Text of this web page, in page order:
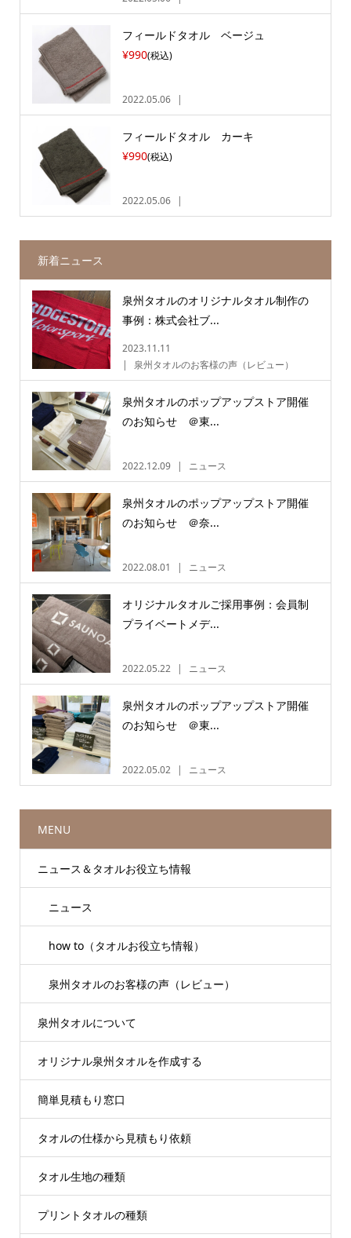
フィールドタオル ベージュ
¥990(税込)
2022.05.06
フィールドタオル カーキ
¥990(税込)
2022.05.06
新着ニュース
泉州タオルのオリジナルタオル制作の
事例：株式会社ブ...
2023.11.11
泉州タオルのお客様の声（レビュー）
泉州タオルのポップアップストア開催
のお知らせ ＠東...
2022.12.09 ニュース
泉州タオルのポップアップストア開催
のお知らせ ＠奈...
2022.08.01 ニュース
オリジナルタオルご採用事例：会員制
プライベートメデ...
2022.05.22 ニュース
泉州タオルのポップアップストア開催
のお知らせ ＠東...
2022.05.02 ニュース
MENU
ニュース＆タオルお役立ち情報
ニュース
how to（タオルお役立ち情報）
泉州タオルのお客様の声（レビュー）
泉州タオルについて
オリジナル泉州タオルを作成する
簡単見積もり窓口
タオルの仕様から見積もり依頼
タオル生地の種類
プリントタオルの種類